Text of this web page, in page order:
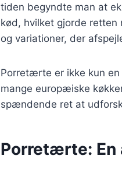
tiden begyndte man at
kød, hvilket gjorde retten
og variationer, der
Porretærte er ikke kun
mange europæiske
spændende ret at
Porretærte: En